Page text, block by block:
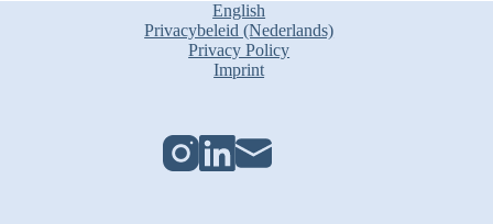
English
Privacybeleid (Nederlands)
Privacy Policy
Imprint